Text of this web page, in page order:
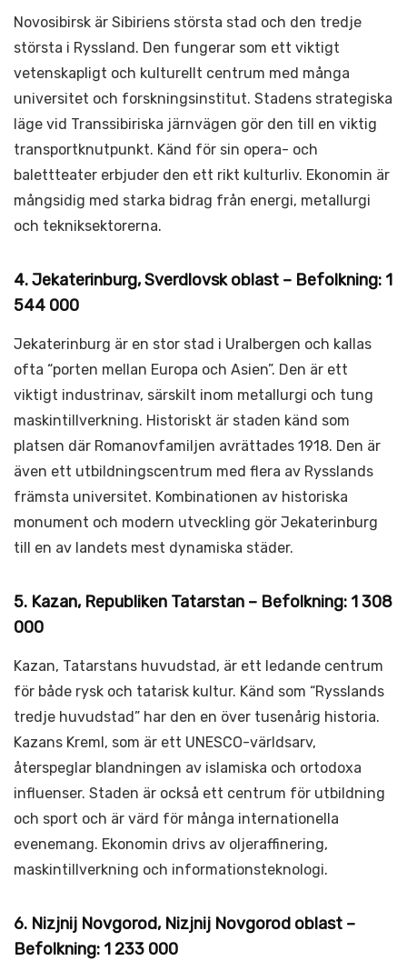
Novosibirsk är Sibiriens största stad och den tredje
största i Ryssland. Den fungerar som ett viktigt
vetenskapligt och kulturellt centrum med många
universitet och forskningsinstitut. Stadens strategiska
läge vid Transsibiriska järnvägen gör den till en viktig
transportknutpunkt. Känd för sin opera- och
balettteater erbjuder den ett rikt kulturliv. Ekonomin är
mångsidig med starka bidrag från energi, metallurgi
och tekniksektorerna.
4. Jekaterinburg, Sverdlovsk oblast – Befolkning: 1
544 000
Jekaterinburg är en stor stad i Uralbergen och kallas
ofta “porten mellan Europa och Asien”. Den är ett
viktigt industrinav, särskilt inom metallurgi och tung
maskintillverkning. Historiskt är staden känd som
platsen där Romanovfamiljen avrättades 1918. Den är
även ett utbildningscentrum med flera av Rysslands
främsta universitet. Kombinationen av historiska
monument och modern utveckling gör Jekaterinburg
till en av landets mest dynamiska städer.
5. Kazan, Republiken Tatarstan – Befolkning: 1 308
000
Kazan, Tatarstans huvudstad, är ett ledande centrum
för både rysk och tatarisk kultur. Känd som “Rysslands
tredje huvudstad” har den en över tusenårig historia.
Kazans Kreml, som är ett UNESCO-världsarv,
återspeglar blandningen av islamiska och ortodoxa
influenser. Staden är också ett centrum för utbildning
och sport och är värd för många internationella
evenemang. Ekonomin drivs av oljeraffinering,
maskintillverkning och informationsteknologi.
6. Nizjnij Novgorod, Nizjnij Novgorod oblast –
Befolkning: 1 233 000